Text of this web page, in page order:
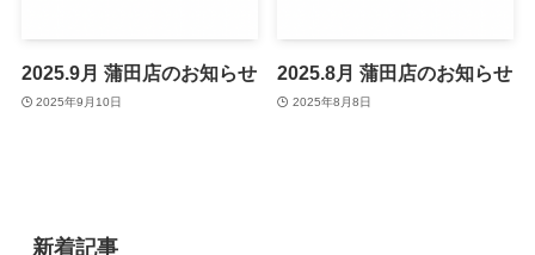
2025.9月 蒲田店のお知らせ
2025年9月10日
2025.8月 蒲田店のお知らせ
2025年8月8日
新着記事